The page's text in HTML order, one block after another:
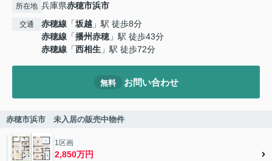
所在地 兵庫県赤穂市浜市
交通 赤穂線 「坂越 」駅 徒歩8分
赤穂線 「播州赤穂」駅 徒歩43分
赤穂線 「西相生 」駅 徒歩72分
無料 お問い合わせ
赤穂市浜市 未入居の販売中物件
1区画
2,850万円